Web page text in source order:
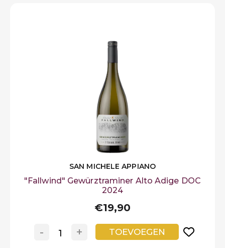
SAN MICHELE APPIANO
"Fallwind" Gewürztraminer Alto Adige DOC
2024
€19,90
+
- TOEVOEGEN